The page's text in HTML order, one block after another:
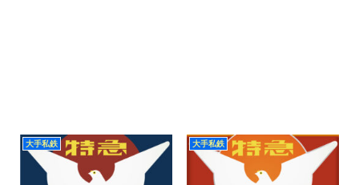
大手私鉄 大手私鉄